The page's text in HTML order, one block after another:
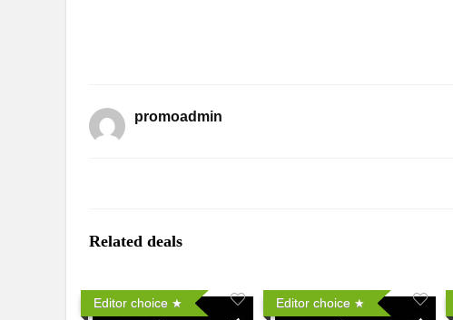
promoadmin
Related deals
Editor choice Editor choice